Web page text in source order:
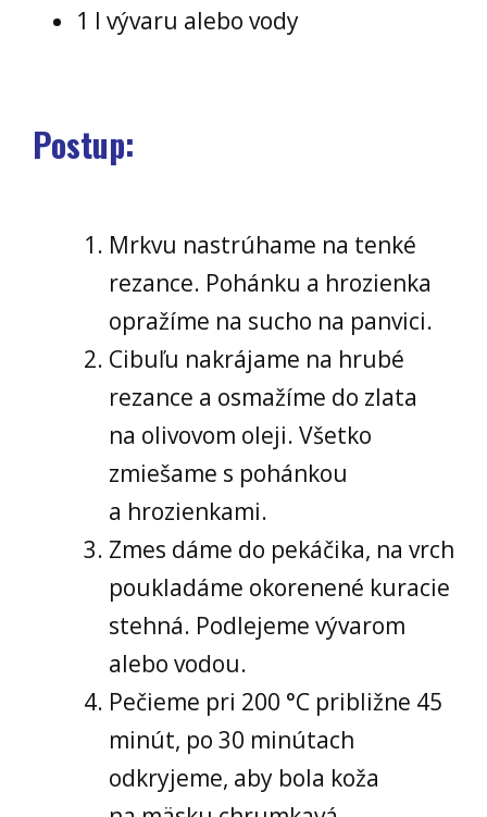
1 l vývaru alebo vody
Postup:
Mrkvu nastrúhame na tenké
rezance. Pohánku a hrozienka
opražíme na sucho na panvici.
Cibuľu nakrájame na hrubé
rezance a osmažíme do zlata
na olivovom oleji. Všetko
zmiešame s pohánkou
a hrozienkami.
Zmes dáme do pekáčika, na vrch
poukladáme okorenené kuracie
stehná. Podlejeme vývarom
alebo vodou.
Pečieme pri 200 °C približne 45
minút, po 30 minútach
odkryjeme, aby bola koža